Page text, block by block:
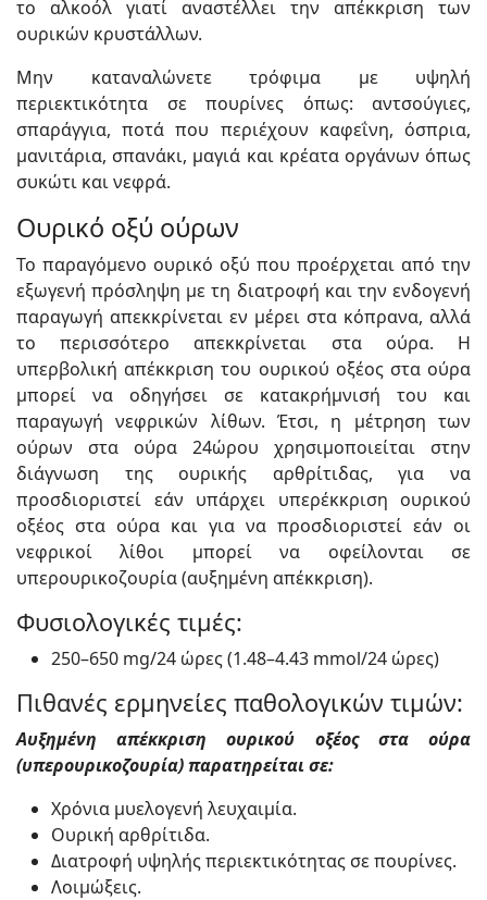
το αλκοόλ γιατί αναστέλλει την απέκκριση των
ουρικών κρυστάλλων.
Μην καταναλώνετε τρόφιμα με υψηλή
περιεκτικότητα σε πουρίνες όπως: αντσούγιες,
σπαράγγια, ποτά που περιέχουν καφεΐνη, όσπρια,
μανιτάρια, σπανάκι, μαγιά και κρέατα οργάνων όπως
συκώτι και νεφρά.
Ουρικό οξύ ούρων
Το παραγόμενο ουρικό οξύ που προέρχεται από την
εξωγενή πρόσληψη με τη διατροφή και την ενδογενή
παραγωγή απεκκρίνεται εν μέρει στα κόπρανα, αλλά
το περισσότερο απεκκρίνεται στα ούρα. Η
υπερβολική απέκκριση του ουρικού οξέος στα ούρα
μπορεί να οδηγήσει σε κατακρήμνισή του και
παραγωγή νεφρικών λίθων. Έτσι, η μέτρηση των
ούρων στα ούρα 24ώρου χρησιμοποιείται στην
διάγνωση της ουρικής αρθρίτιδας, για να
προσδιοριστεί εάν υπάρχει υπερέκκριση ουρικού
οξέος στα ούρα και για να προσδιοριστεί εάν οι
νεφρικοί λίθοι μπορεί να οφείλονται σε
υπερουρικοζουρία (αυξημένη απέκκριση).
Φυσιολογικές τιμές:
250–650 mg/24 ώρες (1.48–4.43 mmol/24 ώρες)
Πιθανές ερμηνείες παθολογικών τιμών:
Αυξημένη απέκκριση ουρικού οξέος στα ούρα
(υπερουρικοζουρία) παρατηρείται σε:
Χρόνια μυελογενή λευχαιμία.
Ουρική αρθρίτιδα.
Διατροφή υψηλής περιεκτικότητας σε πουρίνες.
Λοιμώξεις.